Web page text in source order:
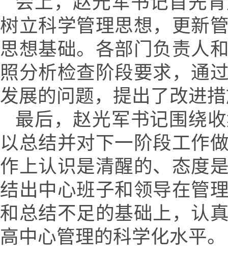
树立科学管理思想，更新
思想基础。各部门负责人
照分析检查阶段要求，通
发展的问题，提出了改进
最后，赵光军书记围绕
以总结并对下一阶段工作
作上认识是清醒的、态度
结出中心班子和领导在管
和总结不足的基础上，认
高中心管理的科学化水平。